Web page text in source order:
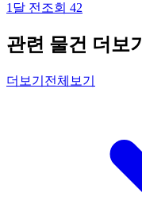
1달 전 조회 42
관련 물건 더보기
더보기 전체보기